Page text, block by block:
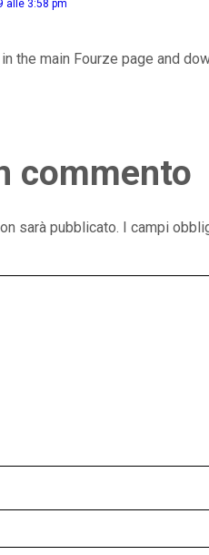
alle 3:58 pm
the main Fourze page and
commento
sarà pubblicato. I campi